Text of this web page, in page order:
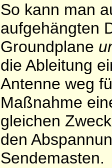
So kann man
aufgehängten
Groundplane
die Ableitung
Antenne weg
Maßnahme
gleichen
den
Sendemasten.